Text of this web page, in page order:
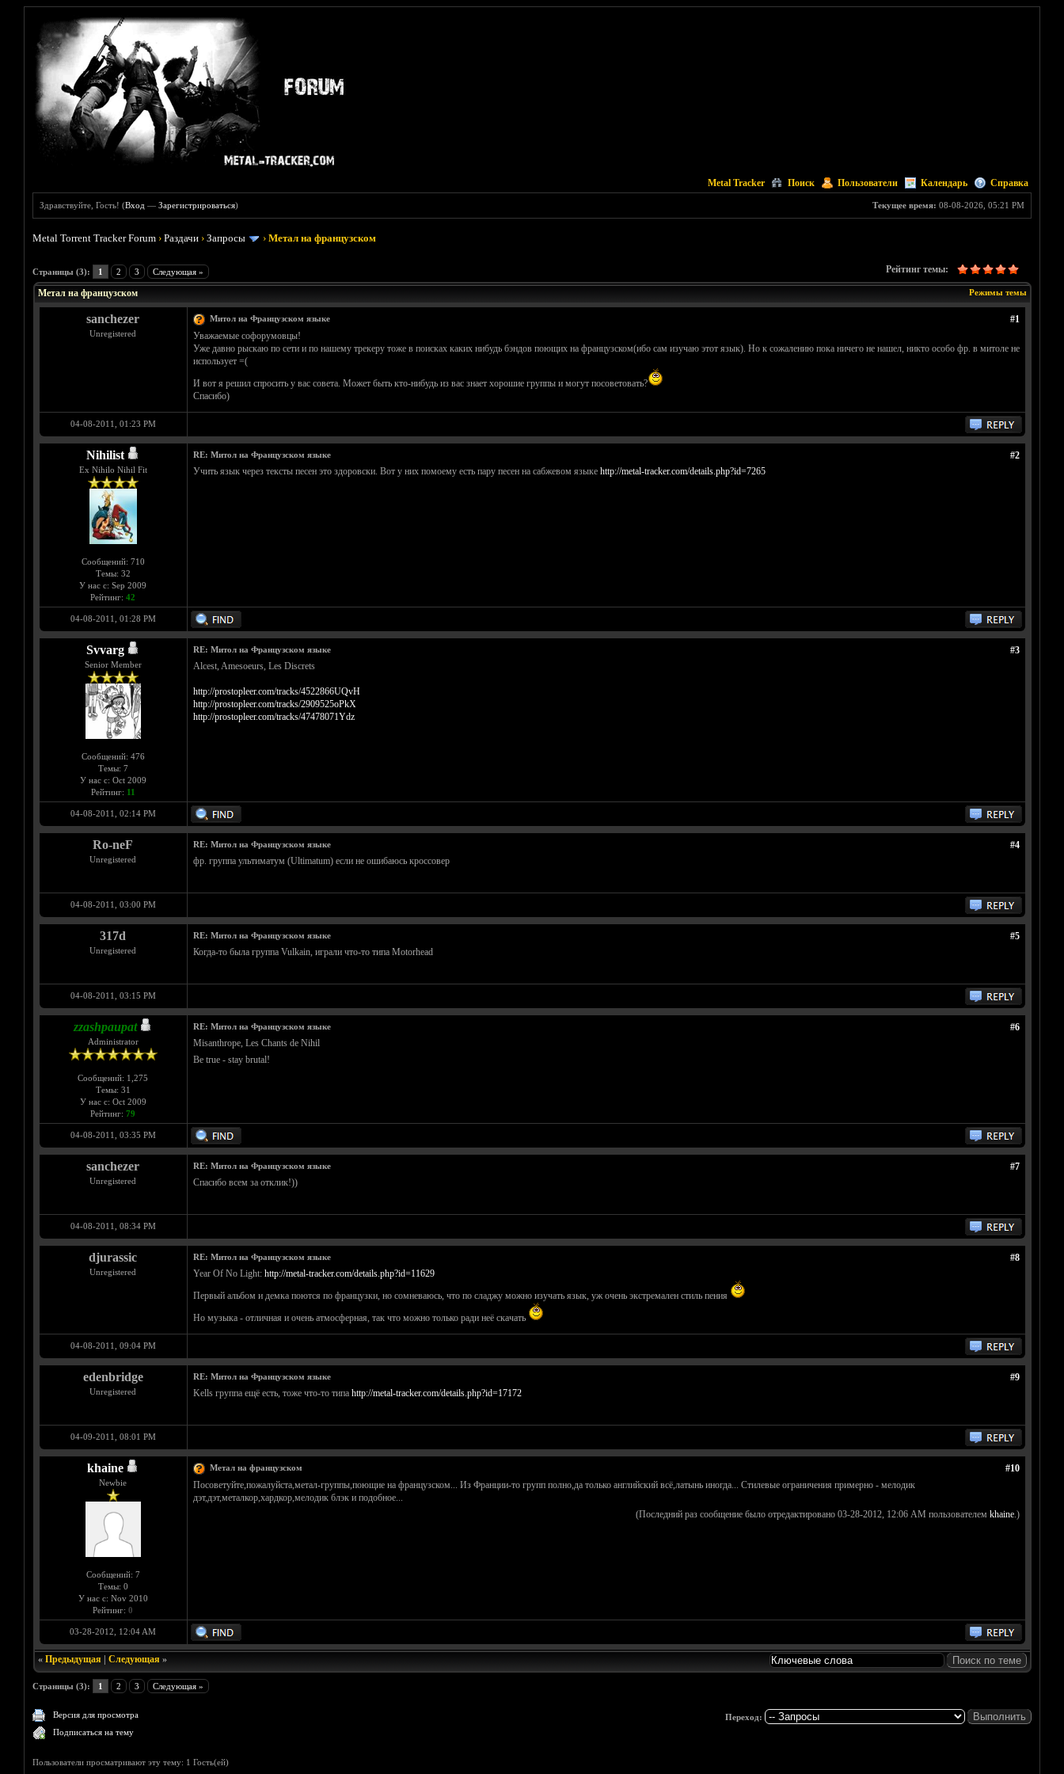
Metal Tracker Поиск Пользователи Календарь Справка
Текущее время: 08-08-2026, 05:21 PM
Здравствуйте, Гость! (Вход —Зарегистрироваться)
Metal Torrent Tracker Forum ›Раздачи ›Запросы ›Метал на французском
Страницы (3): 1 2 3 Следующая » Рейтинг темы:
Голосов: 1 - Средняя оценка: 5
1
2
3
4
5
Режимы темы
Метал на французском
sanchezer
Unregistered
#1
Митол на Французском языке
Уважаемые софорумовцы!
Уже давно рыскаю по сети и по нашему трекеру тоже в поисках каких нибудь бэндов поющих на французском(ибо сам изучаю этот язык). Но к сожалению пока ничего не нашел, никто особо фр. в митоле не
использует =(
И вот я решил спросить у вас совета. Может быть кто-нибудь из вас знает хорошие группы и могут посоветовать?
Спасибо)
04-08-2011, 01:23 PM
Nihilist
Ex Nihilo Nihil Fit
Сообщений: 710
Темы: 32
У нас с: Sep 2009
Рейтинг: 42
#2
RE: Митол на Французском языке
Учить язык через тексты песен это здоровски. Вот у них помоему есть пару песен на сабжевом языке http://metal-tracker.com/details.php?id=7265
04-08-2011, 01:28 PM
Svvarg
Senior Member
Сообщений: 476
Темы: 7
У нас с: Oct 2009
Рейтинг: 11
#3
RE: Митол на Французском языке
Alcest, Amesoeurs, Les Discrets
http://prostopleer.com/tracks/4522866UQvH
http://prostopleer.com/tracks/2909525oPkX
http://prostopleer.com/tracks/47478071Ydz
04-08-2011, 02:14 PM
Ro-neF
Unregistered
#4
RE: Митол на Французском языке
фр. группа ультиматум (Ultimatum) если не ошибаюсь кроссовер
04-08-2011, 03:00 PM
317d
Unregistered
#5
RE: Митол на Французском языке
Когда-то была группа Vulkain, играли что-то типа Motorhead
04-08-2011, 03:15 PM
zzashpaupat
Administrator
Сообщений: 1,275
Темы: 31
У нас с: Oct 2009
Рейтинг: 79
#6
RE: Митол на Французском языке
Misanthrope, Les Chants de Nihil
Be true - stay brutal!
04-08-2011, 03:35 PM
sanchezer
Unregistered
#7
RE: Митол на Французском языке
Спасибо всем за отклик!))
04-08-2011, 08:34 PM
djurassic
Unregistered
#8
RE: Митол на Французском языке
Year Of No Light: http://metal-tracker.com/details.php?id=11629
Первый альбом и демка поются по французки, но сомневаюсь, что по сладжу можно изучать язык, уж очень экстремален стиль пения
Но музыка - отличная и очень атмосферная, так что можно только ради неё скачать
04-08-2011, 09:04 PM
edenbridge
Unregistered
#9
RE: Митол на Французском языке
Kells группа ещё есть, тоже что-то типа http://metal-tracker.com/details.php?id=17172
04-09-2011, 08:01 PM
khaine
Newbie
Сообщений: 7
Темы: 0
У нас с: Nov 2010
Рейтинг: 0
#10
Метал на французском
Посоветуйте,пожалуйста,метал-группы,поющие на французском... Из Франции-то групп полно,да только английский всё,латынь иногда... Стилевые ограничения примерно - мелодик
дэт,дэт,металкор,хардкор,мелодик блэк и подобное...
(Последний раз сообщение было отредактировано 03-28-2012, 12:06 AM пользователем khaine.)
03-28-2012, 12:04 AM
« Предыдущая| Следующая»
Страницы (3): 1 2 3 Следующая »
Версия для просмотра
Подписаться на тему
Переход:
Пользователи просматривают эту тему: 1 Гость(ей)